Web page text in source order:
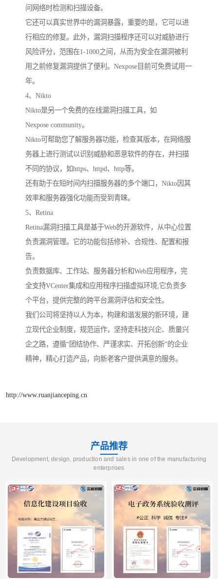
问网络时检测和扫描设备。
它还可以真实世界中的漏洞暴露，重要的是，它可以进
行相应的修复。此外，漏洞扫描程序还可以对威胁进行
风险评分，范围在1-1000之间，从而为安全在漏洞被利
用之前修复漏洞提供了便利。Nexpose目前可免费试用一
年。
4、Nikto
Nikto是另一个免费的在线漏洞扫描工具，如
Nexpose community。
Nikto可帮助您了解服务器功能，检查其版本，在网络服
务器上进行测试以识别威胁和恶意软件的存在，并扫描
不同的协议，如https、httpd、http等。
还有助于在短时间内扫描服务器的多个端口，Nikto因其
效率和服务器强化功能而受到青睐。
5、Retina
Retina漏洞扫描工具是基于Web的开源软件，从中心位置
负责漏洞管理。它的功能包括修补、合规性、配置和报
告。
负责数据库、工作站、服务器分析和Web应用程序，完
全支持VCenter集成和应用程序扫描虚拟环境;它负责多
个平台，提供完整的跨平台漏洞评估和安全性。
我们公司将坚持以人为本，构建和谐发展的新环境，建
立现代企业制度，规范运作，坚持走科技兴企、质量兴
企之路，遵循“团结协作、严谨求实、开拓创新”的企业
精神，精心打造产品，向新老客户提供满意的服务。
http://www.ruanjianceping.cn
产品推荐
Development, design, production and sales in one of the manufacturing
enterprises